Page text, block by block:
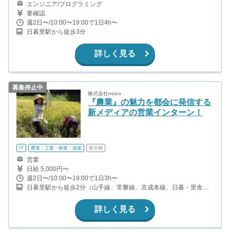
エンジニア/プログラミング
要確認
週2日〜/10:00〜19:00で1日4h〜
日暮里駅から徒歩3分
詳しく見る
募集停止中
株式会社noico
『農業』の魅力を都会に発信する
新メディアの営業インターン！
IT 農業・工業・林業・漁業 東京都
営業
日給 5,000円〜
週2日〜/10:00〜19:00で1日3h〜
日暮里駅から徒歩2分（山手線、常磐線、京成本線、日暮・里舎人
詳しく見る